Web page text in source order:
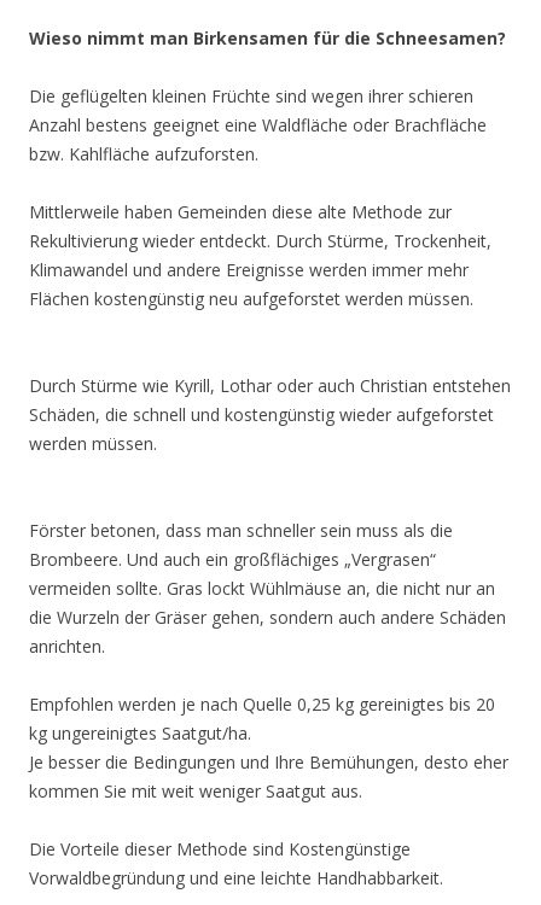
Wieso nimmt man Birkensamen für die Schneesamen?
Die geflügelten kleinen Früchte sind wegen ihrer schieren
Anzahl bestens geeignet eine Waldfläche oder Brachfläche
bzw. Kahlfläche aufzuforsten.
Mittlerweile haben Gemeinden diese alte Methode zur
Rekultivierung wieder entdeckt. Durch Stürme, Trockenheit,
Klimawandel und andere Ereignisse werden immer mehr
Flächen kostengünstig neu aufgeforstet werden müssen.
Durch Stürme wie Kyrill, Lothar oder auch Christian entstehen
Schäden, die schnell und kostengünstig wieder aufgeforstet
werden müssen.
Förster betonen, dass man schneller sein muss als die
Brombeere. Und auch ein großflächiges „Vergrasen“
vermeiden sollte. Gras lockt Wühlmäuse an, die nicht nur an
die Wurzeln der Gräser gehen, sondern auch andere Schäden
anrichten.
Empfohlen werden je nach Quelle 0,25 kg gereinigtes bis 20
kg ungereinigtes Saatgut/ha.
Je besser die Bedingungen und Ihre Bemühungen, desto eher
kommen Sie mit weit weniger Saatgut aus.
Die Vorteile dieser Methode sind Kostengünstige
Vorwaldbegründung und eine leichte Handhabbarkeit.